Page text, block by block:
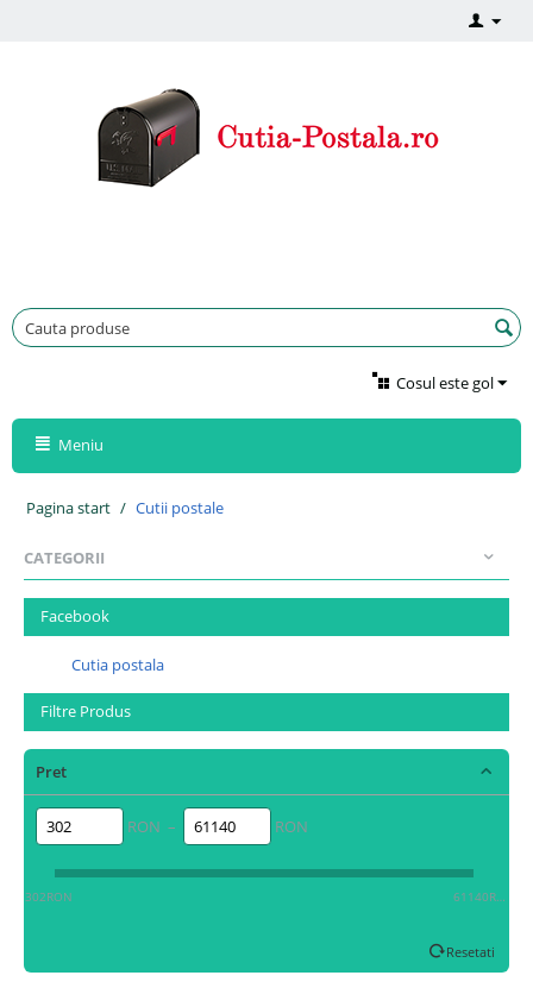
Cosul este gol
Meniu
Pagina start / Cutii postale
CATEGORII
Facebook
Cutia postala
Filtre Produs
Pret
RON – RON
302RON 61140RON
Resetati